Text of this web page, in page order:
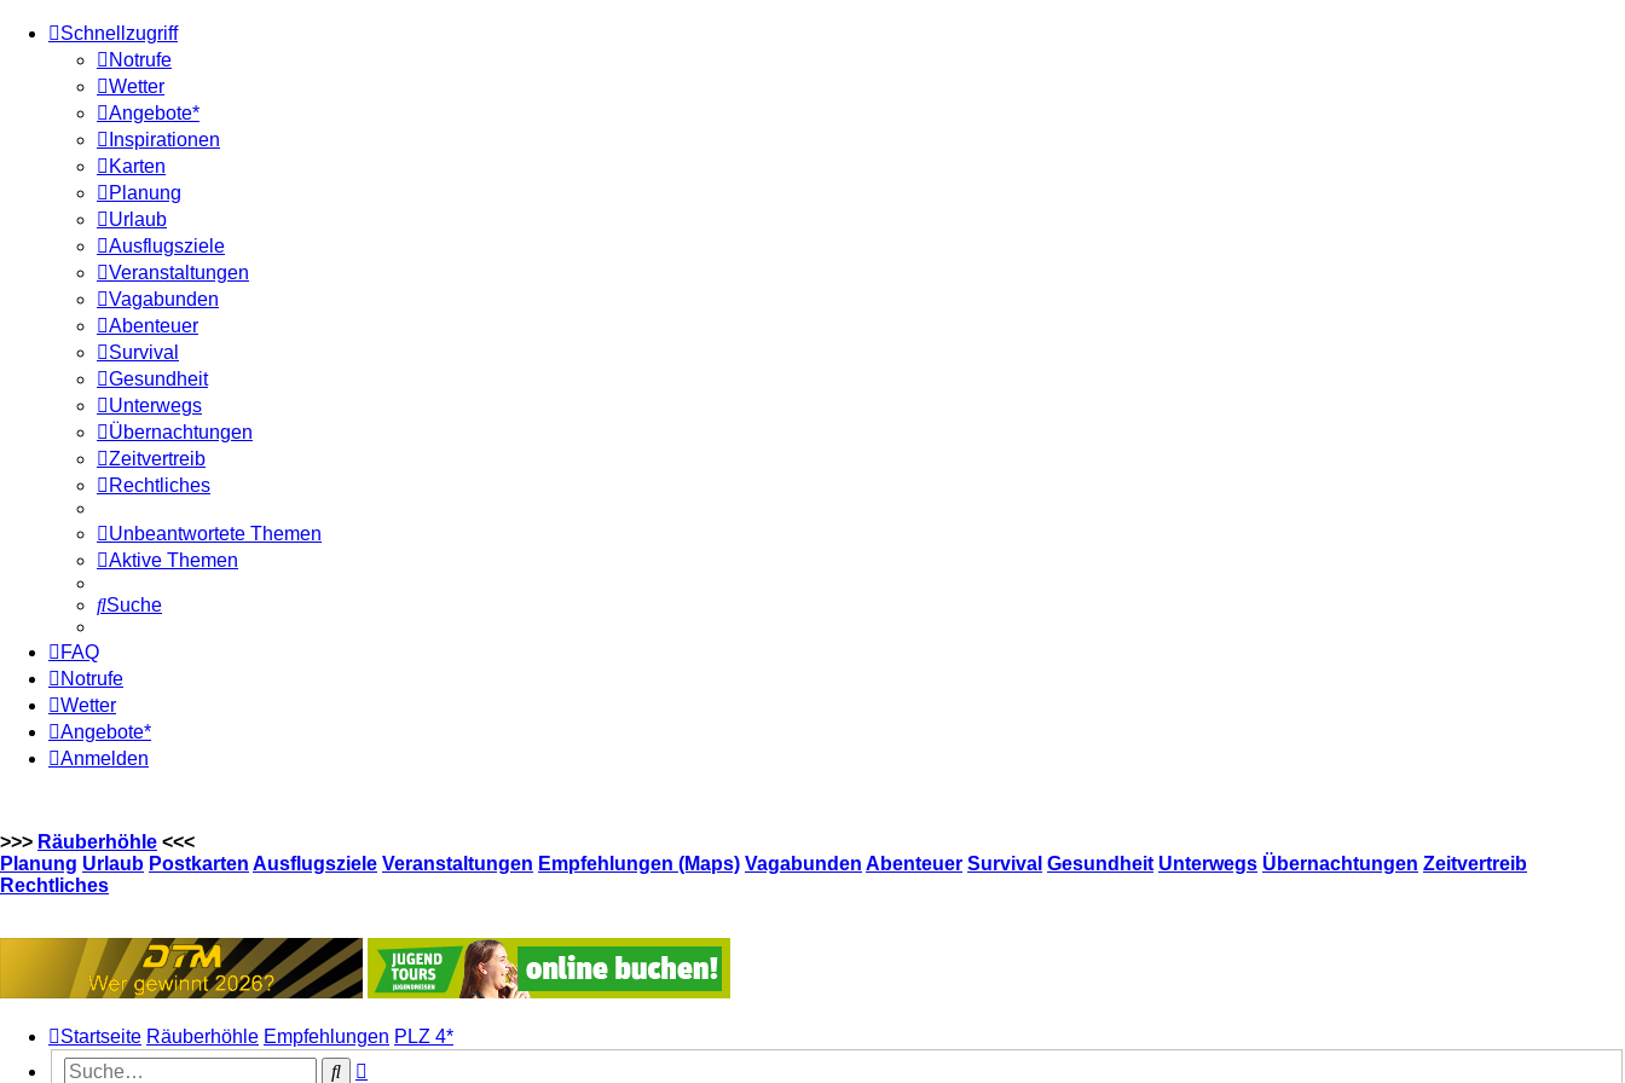
Schnellzugriff
Notrufe
Wetter
Angebote*
Inspirationen
Karten
Planung
Urlaub
Ausflugsziele
Veranstaltungen
Vagabunden
Abenteuer
Survival
Gesundheit
Unterwegs
Übernachtungen
Zeitvertreib
Rechtliches
Unbeantwortete Themen
Aktive Themen
Suche
FAQ
Notrufe
Wetter
Angebote*
Anmelden
>>> Räuberhöhle <<<
Planung Urlaub Postkarten Ausflugsziele Veranstaltungen Empfehlungen (Maps) Vagabunden Abenteuer Survival Gesundheit Unterwegs Übernachtungen Zeitvertreib
Rechtliches
Startseite Räuberhöhle Empfehlungen PLZ 4*
Suche